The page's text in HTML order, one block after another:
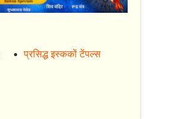
प्रसिद्ध इस्ककों टेंपल्स